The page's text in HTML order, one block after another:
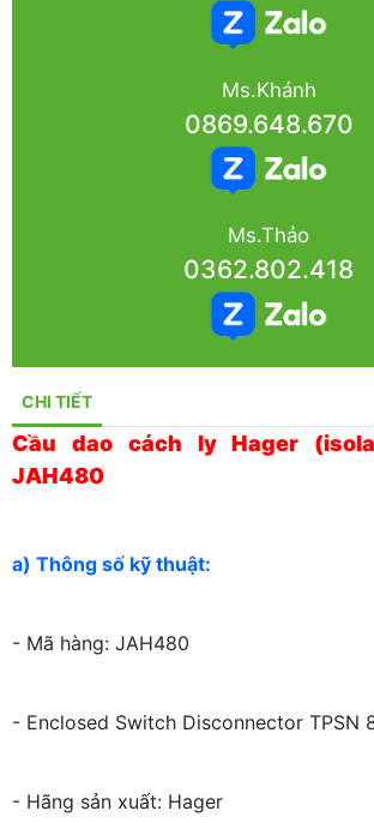
Ms.Khánh
0869.648.670
Ms.Thảo
0362.802.418
CHI TIẾT
Cầu dao cách ly Hager
JAH480
a) Thông số kỹ thuật:
- Mã hàng: JAH480
- Enclosed Switch Disconnector TPSN
- Hãng sản xuất: Hager